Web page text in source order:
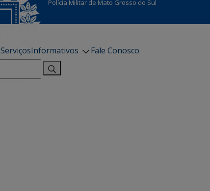
Polícia Militar de Mato Grosso do Sul
ServiçosInformativos
Fale Conosco